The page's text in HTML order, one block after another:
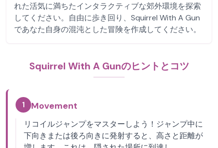
れた活気に満ちたインタラクティブな郊外環境を探索
してください。自由に歩き回り、Squirrel With A Gun
であなた自身の混沌とした冒険を作成してください。
Squirrel With A Gunのヒントとコツ
1 Movement
リコイルジャンプをマスターしよう！ジャンプ中に
下向きまたは後ろ向きに発射すると、高さと距離が